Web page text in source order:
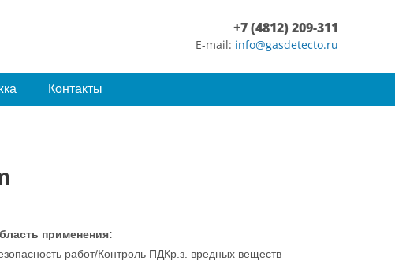
+7 (4812) 209-311
E-mail: info@gasdetecto.ru
Контакты
применения:
работ/Контроль ПДКр.з. вредных веществ